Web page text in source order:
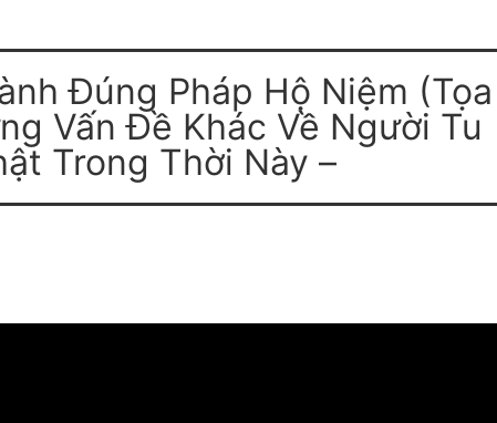
Đúng Pháp Hộ Niệm (Tọa
Vấn Đề Khác Về Người Tu
Trong Thời Này –